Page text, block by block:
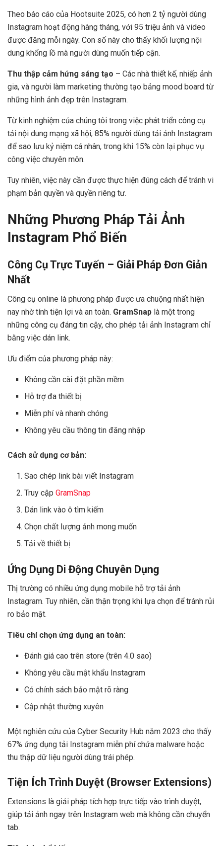
Theo báo cáo của Hootsuite 2025, có hơn 2 tỷ người dùng
Instagram hoạt động hàng tháng, với 95 triệu ảnh và video
được đăng mỗi ngày. Con số này cho thấy khối lượng nội
dung khổng lồ mà người dùng muốn tiếp cận.
Thu thập cảm hứng sáng tạo – Các nhà thiết kế, nhiếp ảnh
gia, và người làm marketing thường tạo bảng mood board từ
những hình ảnh đẹp trên Instagram.
Từ kinh nghiệm của chúng tôi trong việc phát triển công cụ
tải nội dung mạng xã hội, 85% người dùng tải ảnh Instagram
để sao lưu kỷ niệm cá nhân, trong khi 15% còn lại phục vụ
công việc chuyên môn.
Tuy nhiên, việc này cần được thực hiện đúng cách để tránh vi
phạm bản quyền và quyền riêng tư.
Những Phương Pháp Tải Ảnh
Instagram Phổ Biến
Công Cụ Trực Tuyến – Giải Pháp Đơn Giản
Nhất
Công cụ online là phương pháp được ưa chuộng nhất hiện
nay nhờ tính tiện lợi và an toàn. GramSnap là một trong
những công cụ đáng tin cậy, cho phép tải ảnh Instagram chỉ
bằng việc dán link.
Ưu điểm của phương pháp này:
Không cần cài đặt phần mềm
Hỗ trợ đa thiết bị
Miễn phí và nhanh chóng
Không yêu cầu thông tin đăng nhập
Cách sử dụng cơ bản:
Sao chép link bài viết Instagram
Truy cậpGramSnap
Dán link vào ô tìm kiếm
Chọn chất lượng ảnh mong muốn
Tải về thiết bị
Ứng Dụng Di Động Chuyên Dụng
Thị trường có nhiều ứng dụng mobile hỗ trợ tải ảnh
Instagram. Tuy nhiên, cần thận trọng khi lựa chọn để tránh rủi
ro bảo mật.
Tiêu chí chọn ứng dụng an toàn:
Đánh giá cao trên store (trên 4.0 sao)
Không yêu cầu mật khẩu Instagram
Có chính sách bảo mật rõ ràng
Cập nhật thường xuyên
Một nghiên cứu của Cyber Security Hub năm 2023 cho thấy
67% ứng dụng tải Instagram miễn phí chứa malware hoặc
thu thập dữ liệu người dùng trái phép.
Tiện Ích Trình Duyệt (Browser Extensions)
Extensions là giải pháp tích hợp trực tiếp vào trình duyệt,
giúp tải ảnh ngay trên Instagram web mà không cần chuyển
tab.